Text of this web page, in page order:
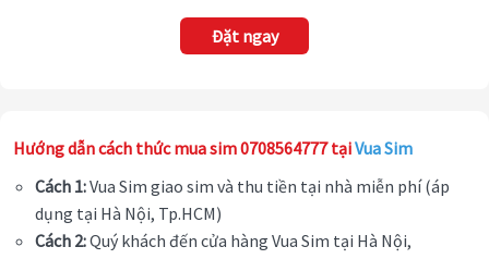
Đặt ngay
Hướng dẫn cách thức mua sim 0708564777 tạiVua Sim
Cách 1:Vua Sim giao sim và thu tiền tại nhà miễn phí (áp
dụng tại Hà Nội, Tp.HCM)
Cách 2:Quý khách đến cửa hàng Vua Sim tại Hà Nội,